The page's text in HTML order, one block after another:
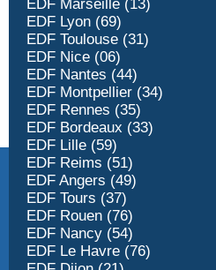
EDF Marseille (13)
EDF Lyon (69)
EDF Toulouse (31)
EDF Nice (06)
EDF Nantes (44)
EDF Montpellier (34)
EDF Rennes (35)
EDF Bordeaux (33)
EDF Lille (59)
EDF Reims (51)
EDF Angers (49)
EDF Tours (37)
EDF Rouen (76)
EDF Nancy (54)
EDF Le Havre (76)